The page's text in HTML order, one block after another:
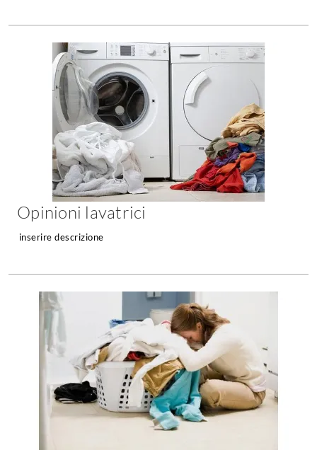
Opinioni lavatrici
inserire descrizione